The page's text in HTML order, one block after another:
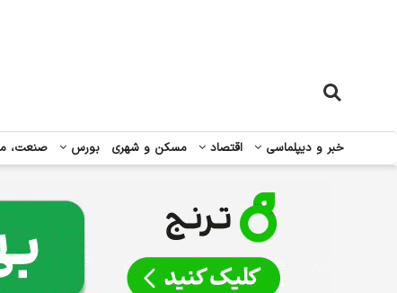
خبر و دیپلماسی اقتصاد مسکن و شهری بورس صنعت،